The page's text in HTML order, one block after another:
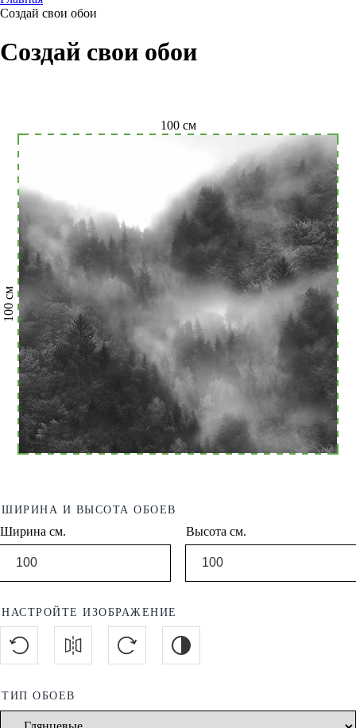
Создай свои обои
Создай свои обои
100см
100
см
ШИРИНА И ВЫСОТА ОБОЕВ
Ширина см. Высота см.
НАСТРОЙТЕ ИЗОБРАЖЕНИЕ
ТИП ОБОЕВ